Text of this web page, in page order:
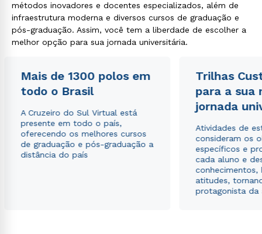
métodos inovadores e docentes especializados, além de
infraestrutura moderna e diversos cursos de graduação e
pós-graduação. Assim, você tem a liberdade de escolher a
melhor opção para sua jornada universitária.
Mais de 1300 polos em
todo o Brasil
A Cruzeiro do Sul Virtual está
presente em todo o país,
oferecendo os melhores cursos
de graduação e pós-graduação a
distância do país
Trilhas
para a sua
jornada
Atividades de
consideram os
específicos e
cada aluno e
conhecimentos,
atitudes,
protagonista da